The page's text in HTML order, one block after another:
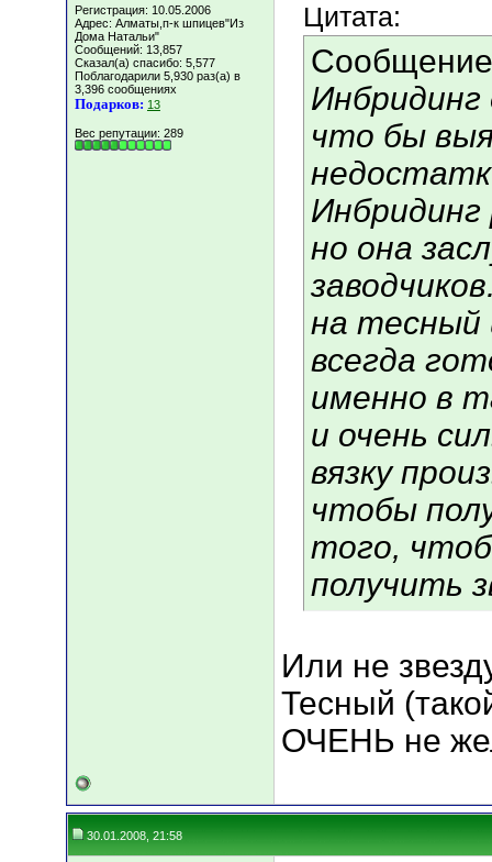
Регистрация: 10.05.2006
Адрес: Алматы,п-к шпицев"Из
Дома Натальи"
Сообщений: 13,857
Сказал(а) спасибо: 5,577
Поблагодарили 5,930 раз(а) в
3,396 сообщениях
Подарков: 13
Вес репутации: 289
Цитата:
что бы
Инбридинг
но она
на тесный
всегда
именно в
и очень
вязку
чтобы
того,
получить
Или не
Тесный
ОЧЕНЬ не
30.01.2008, 21:58